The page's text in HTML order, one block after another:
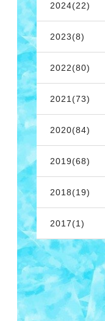
2024(22)
2023(8)
2022(80)
2021(73)
2020(84)
2019(68)
2018(19)
2017(1)